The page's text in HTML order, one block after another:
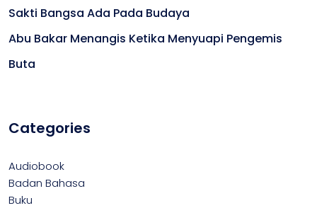
Sakti Bangsa Ada Pada Budaya
Abu Bakar Menangis Ketika Menyuapi Pengemis
Buta
Categories
Audiobook
Badan Bahasa
Buku